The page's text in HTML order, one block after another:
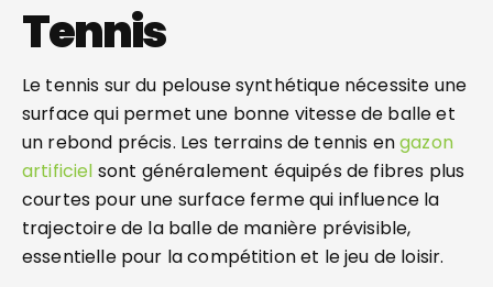
Tennis
Le tennis sur du pelouse synthétique nécessite une
surface qui permet une bonne vitesse de balle et
un rebond précis. Les terrains de tennis engazon
artificiel sont généralement équipés de fibres plus
courtes pour une surface ferme qui influence la
trajectoire de la balle de manière prévisible,
essentielle pour la compétition et le jeu de loisir.